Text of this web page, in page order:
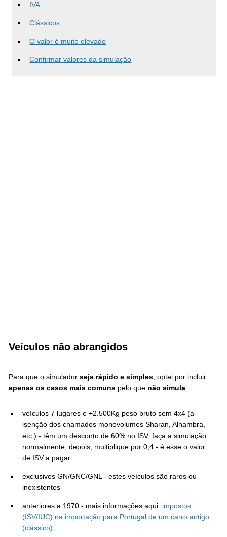
IVA
Clássicos
O valor é muito elevado
Confirmar valores da simulação
Veículos não abrangidos
Para que o simulador seja rápido e simples, optei por incluir
apenas os casos mais comunspelo que não simula:
veículos 7 lugares e +2.500Kg peso bruto sem 4x4 (a
isenção dos chamados monovolumes Sharan, Alhambra,
etc.) - têm um desconto de 60% no ISV, faça a simulação
normalmente, depois, multiplique por 0,4 - é esse o valor
de ISV a pagar
exclusivos GN/GNC/GNL - estes veículos são raros ou
inexistentes
anteriores a 1970 - mais informações aqui: impostos
(ISV/IUC) na importação para Portugal de um carro antigo
(clássico)